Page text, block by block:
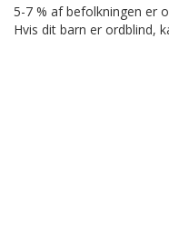
5-7 % af befolkningen er
Hvis dit barn er ordblind,